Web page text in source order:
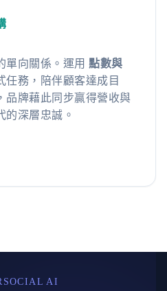
單向關係。運用 點數與
任務，陪伴顧客達成目
品牌藉此同步贏得營收與
的深層忠誠。
AI